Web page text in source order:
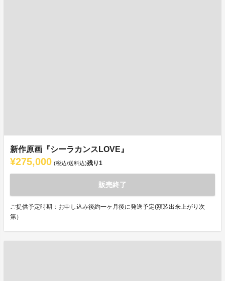
新作原画『シーラカンスLOVE』
¥275,000 (税込/送料込)残り1
販売終了
ご提供予定時期：お申し込み後約一ヶ月後に発送予定(額装出来上がり次
第）